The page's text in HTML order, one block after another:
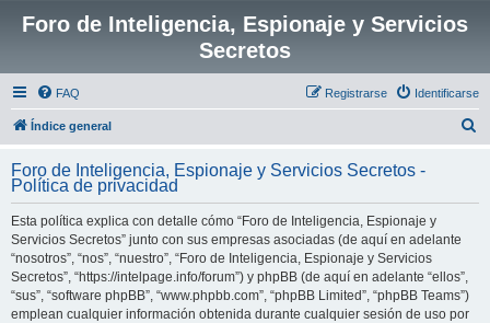
Foro de Inteligencia, Espionaje y Servicios
Secretos
FAQ Identificarse
Registrarse
Índice general
c
Foro de Inteligencia, Espionaje y Servicios Secretos -
Política de privacidad
Esta política explica con detalle cómo “Foro de Inteligencia, Espionaje y
Servicios Secretos” junto con sus empresas asociadas (de aquí en adelante
“nosotros”, “nos”, “nuestro”, “Foro de Inteligencia, Espionaje y Servicios
Secretos”, “https://intelpage.info/forum”) y phpBB (de aquí en adelante “ellos”,
“sus”, “software phpBB”, “www.phpbb.com”, “phpBB Limited”, “phpBB Teams”)
emplean cualquier información obtenida durante cualquier sesión de uso por